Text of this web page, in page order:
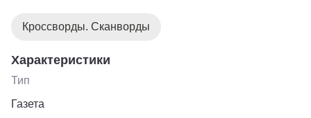
Кроссворды. Сканворды
Характеристики
Тип
Газета